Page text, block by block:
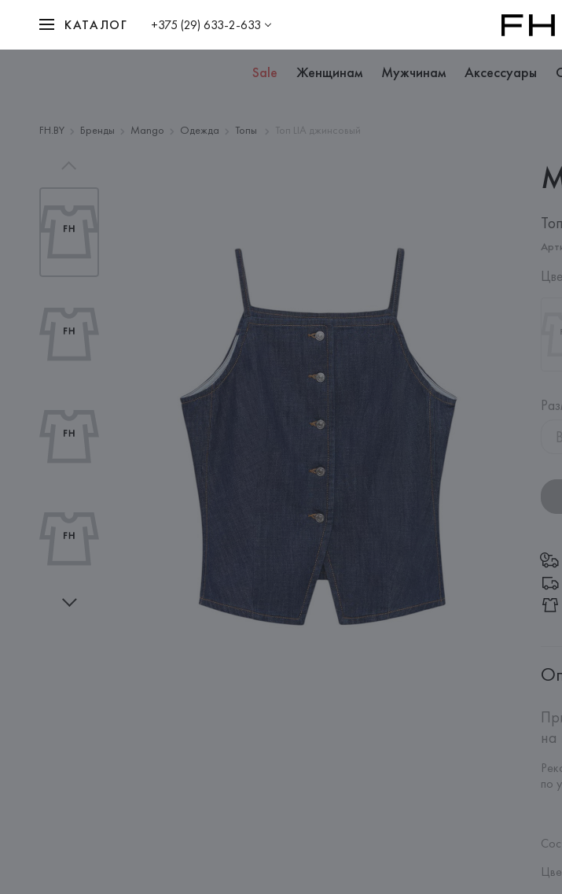
КАТАЛОГ +375 (29) 633-2-633
Sale Женщинам Мужчинам Аксессуары
FH.BY Бренды Mango Одежда Топы Топ LIA джинсовый
на
по